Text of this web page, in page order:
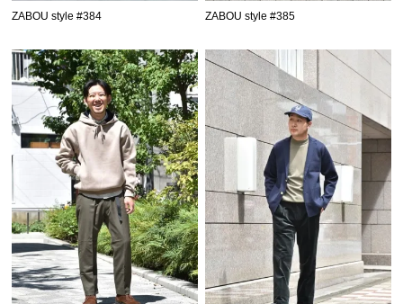
ZABOU style #384 ZABOU style #385